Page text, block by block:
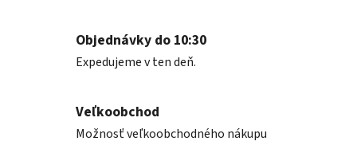
Objednávky do 10:30
Expedujeme v ten deň.
Veľkoobchod
Možnosť veľkoobchodného nákupu